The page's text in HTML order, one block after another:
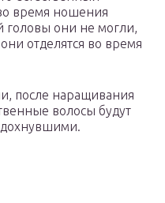
время ношения
головы они не могли,
отделятся во время
после наращивания
волосы будут